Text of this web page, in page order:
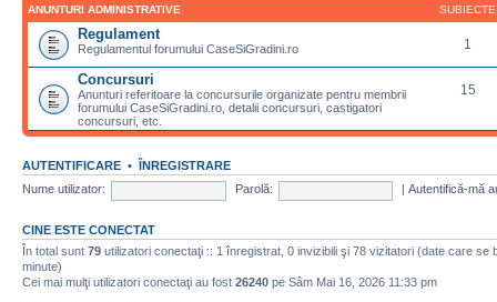
ANUNTURI ADMINISTRATIVE SUBIECTE
Regulament
Regulamentul forumului CaseSiGradini.ro 1
Concursuri
Anunturi referitoare la concursurile organizate pentru membrii
forumului CaseSiGradini.ro, detalii concursuri, castigatori
concursuri, etc.
15
AUTENTIFICARE • ÎNREGISTRARE
Nume utilizator:
Parolă: Autentifică-mă
CINE ESTE CONECTAT
În total sunt 79 utilizatori conectaţi :: 1 înregistrat, 0 invizibili şi 78 vizitatori (date care se
minute)
Cei mai mulţi utilizatori conectaţi au fost 26240 pe Sâm Mai 16, 2026 11:33 pm